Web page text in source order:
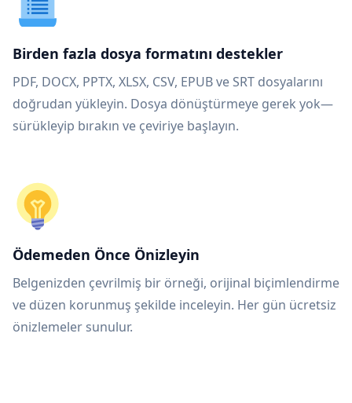
Birden fazla dosya formatını destekler
PDF, DOCX, PPTX, XLSX, CSV, EPUB ve SRT dosyalarını
doğrudan yükleyin. Dosya dönüştürmeye gerek yok—
sürükleyip bırakın ve çeviriye başlayın.
Ödemeden Önce Önizleyin
Belgenizden çevrilmiş bir örneği, orijinal biçimlendirme
ve düzen korunmuş şekilde inceleyin. Her gün ücretsiz
önizlemeler sunulur.